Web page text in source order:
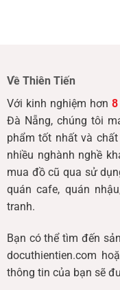
Về Thiên Tiến
Với kinh nghiệm hơn
Đà Nẵng, chúng tôi
phẩm tốt nhất và
nhiều nghành nghề
mua đồ cũ qua sử
quán cafe, quán
tranh.
Bạn có thể tìm đến
docuthientien.com
thông tin của bạn sẽ